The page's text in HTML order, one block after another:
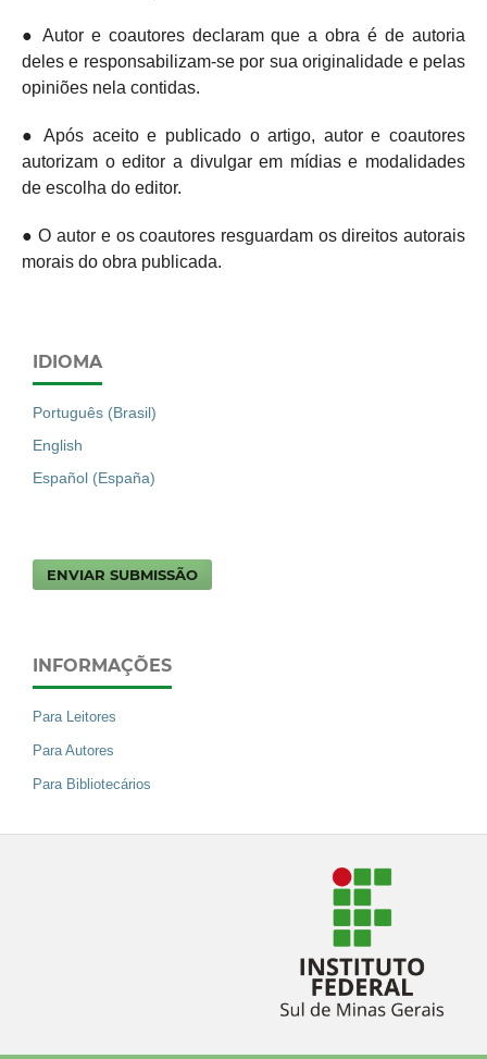
● Autor e coautores declaram que a obra é de autoria
deles e responsabilizam-se por sua originalidade e pelas
opiniões nela contidas.
● Após aceito e publicado o artigo, autor e coautores
autorizam o editor a divulgar em mídias e modalidades
de escolha do editor.
● O autor e os coautores resguardam os direitos autorais
morais do obra publicada.
IDIOMA
Português (Brasil)
English
Español (España)
ENVIAR SUBMISSÃO
INFORMAÇÕES
Para Leitores
Para Autores
Para Bibliotecários